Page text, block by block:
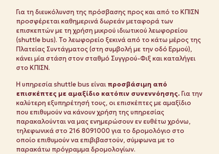
Για τη διευκόλυνση της πρόσβασης προς και από το ΚΠΙΣΝ
προσφέρεται καθημερινά δωρεάν μεταφορά των
επισκεπτών με τη χρήση μικρού ιδιωτικού λεωφορείου
(shuttle bus). Το λεωφορείο ξεκινά από το κάτω μέρος της
Πλατείας Συντάγματος (στη συμβολή με την οδό Ερμού),
κάνει μία στάση στον σταθμό Συγγρού-Φιξ και καταλήγει
στο ΚΠΙΣΝ.
Η υπηρεσία shuttle bus είναι προσβάσιμη από
επισκέπτες με αμαξίδιο κατόπιν συνεννόησης. Για την
καλύτερη εξυπηρέτησή τους, οι επισκέπτες με αμαξίδιο
που επιθυμούν να κάνουν χρήση της υπηρεσίας
παρακαλούνται να μας ενημερώσουν εν ευθέτω χρόνω,
τηλεφωνικά στο 216 8091000 για το δρομολόγιο στο
οποίο επιθυμούν να επιβιβαστούν, σύμφωνα με το
παρακάτω πρόγραμμα δρομολογίων.